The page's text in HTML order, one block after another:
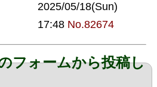
2025/05/18(Sun)
17:48 No.82674
フォームから投稿し